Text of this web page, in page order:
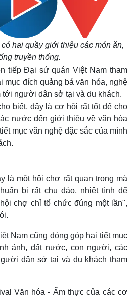
hai quầy giới thiệu các món ăn,
truyền thống.
tiếp Đại sứ quán Việt Nam tham
mục đích quảng bá văn hóa, nghệ
tới người dân sở tại và du khách.
biết, đây là cơ hội rất tốt để cho
nước đến giới thiệu về văn hóa
mục văn nghệ đặc sắc của mình
là một hội chợ rất quan trọng mà
bị rất chu đáo, nhiệt tình để
chợ chỉ tổ chức đúng một lần",
Nam cũng đóng góp hai tiết mục
ảnh, đất nước, con người, các
dân sở tại và du khách tham
Văn hóa - Ẩm thực của các cơ